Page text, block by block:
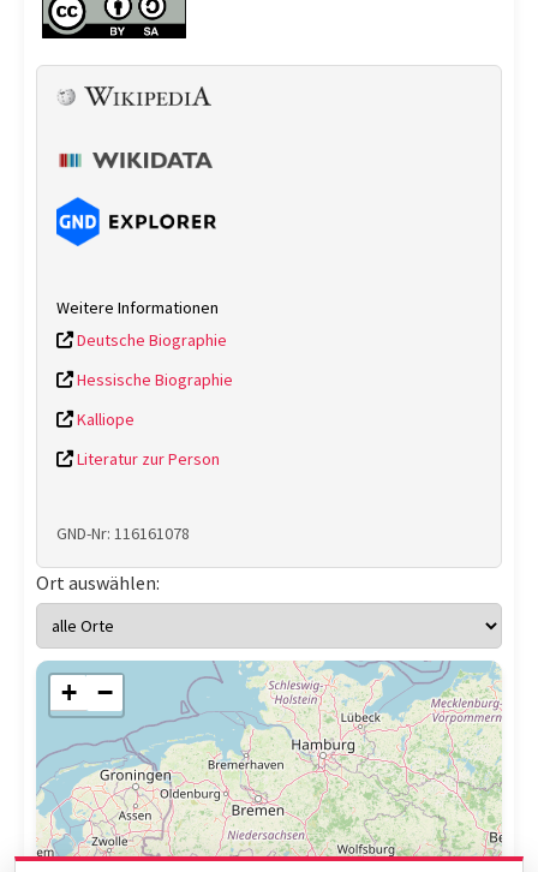
Weitere Informationen
Deutsche Biographie
Hessische Biographie
Kalliope
Literatur zur Person
GND-Nr: 116161078
Ort auswählen:
+ −